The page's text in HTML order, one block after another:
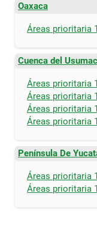
Oaxaca
Áreas prioritaria
Cuenca del
Áreas prioritaria
Áreas prioritaria
Áreas prioritaria
Áreas prioritaria
Península De
Áreas prioritaria
Áreas prioritaria